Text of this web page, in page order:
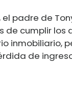
el padre de
de cumplir los
inmobiliario,
de